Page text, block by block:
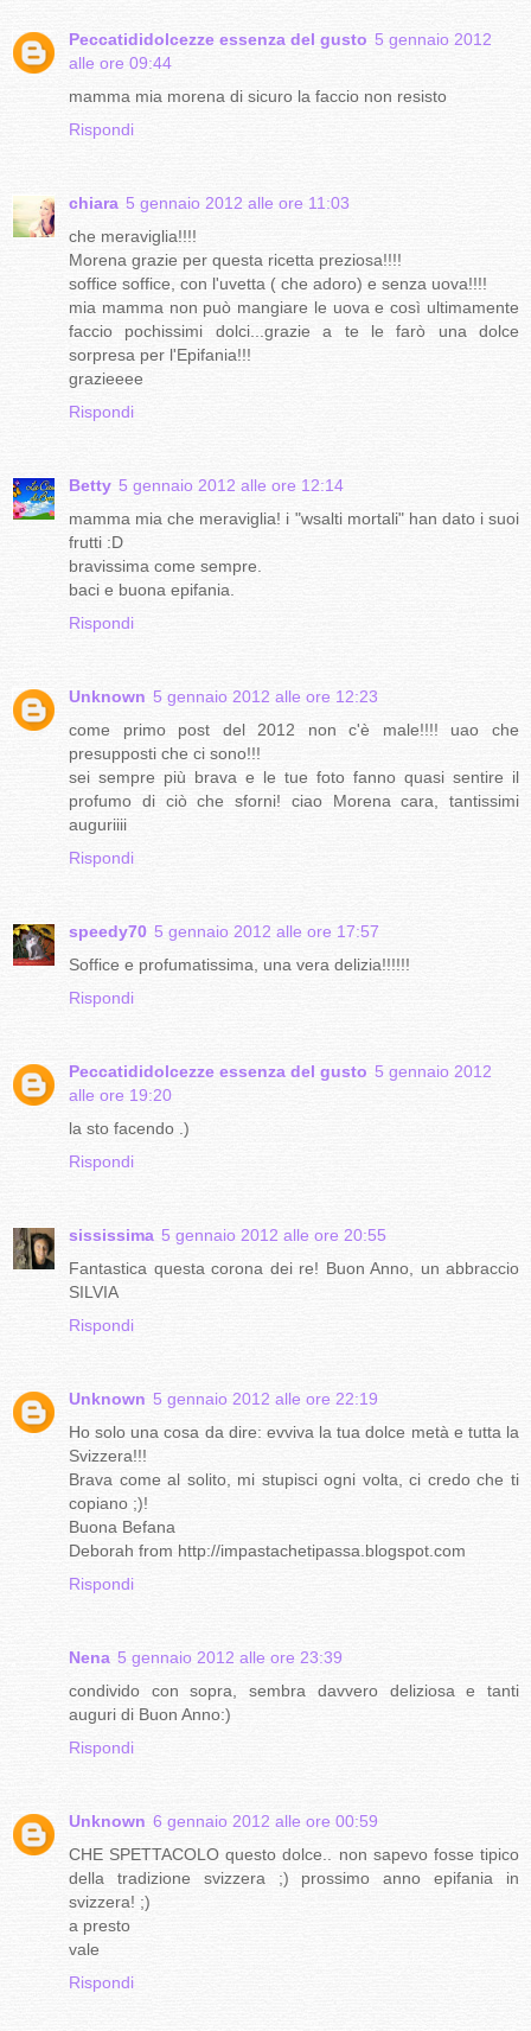
Peccatididolcezze essenza del gusto 5 gennaio 2012
alle ore 09:44
mamma mia morena di sicuro la faccio non resisto
Rispondi
chiara 5 gennaio 2012 alle ore 11:03
che meraviglia!!!!
Morena grazie per questa ricetta preziosa!!!!
soffice soffice, con l'uvetta ( che adoro) e senza uova!!!!
mia mamma non può mangiare le uova e così ultimamente
faccio pochissimi dolci...grazie a te le farò una dolce
sorpresa per l'Epifania!!!
grazieeee
Rispondi
Betty 5 gennaio 2012 alle ore 12:14
mamma mia che meraviglia! i "wsalti mortali" han dato i suoi
frutti :D
bravissima come sempre.
baci e buona epifania.
Rispondi
Unknown 5 gennaio 2012 alle ore 12:23
come primo post del 2012 non c'è male!!!! uao che
presupposti che ci sono!!!
sei sempre più brava e le tue foto fanno quasi sentire il
profumo di ciò che sforni! ciao Morena cara, tantissimi
auguriiii
Rispondi
speedy70 5 gennaio 2012 alle ore 17:57
Soffice e profumatissima, una vera delizia!!!!!!
Rispondi
Peccatididolcezze essenza del gusto 5 gennaio 2012
alle ore 19:20
la sto facendo .)
Rispondi
sississima 5 gennaio 2012 alle ore 20:55
Fantastica questa corona dei re! Buon Anno, un abbraccio
SILVIA
Rispondi
Unknown 5 gennaio 2012 alle ore 22:19
Ho solo una cosa da dire: evviva la tua dolce metà e tutta la
Svizzera!!!
Brava come al solito, mi stupisci ogni volta, ci credo che ti
copiano ;)!
Buona Befana
Deborah from http://impastachetipassa.blogspot.com
Rispondi
Nena 5 gennaio 2012 alle ore 23:39
condivido con sopra, sembra davvero deliziosa e tanti
auguri di Buon Anno:)
Rispondi
Unknown 6 gennaio 2012 alle ore 00:59
CHE SPETTACOLO questo dolce.. non sapevo fosse tipico
della tradizione svizzera ;) prossimo anno epifania in
svizzera! ;)
a presto
vale
Rispondi